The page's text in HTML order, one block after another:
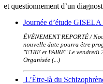
et questionnement d’un
Journée d’étude
ÉVÉNEMENT REPORTÉ /
nouvelle date pourra être
"ETRE et FAIRE" Le vendredi
Organisée (...)
L’Être-là du